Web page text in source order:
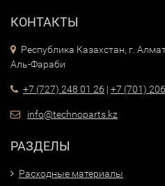
КОНТАКТЫ
Республика Казахстан, г.
Аль-Фараби
+7 (727) 248 01 26 | +7 (701)
info@technoparts.kz
РАЗДЕЛЫ
Расходные материалы